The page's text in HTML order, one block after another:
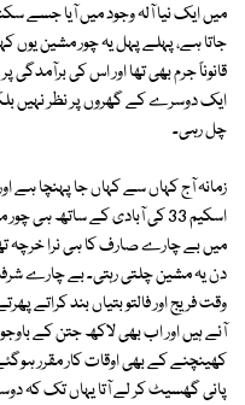
میں ایک نیا آلہ وجود میں آیا جسے
جاتا ہے، پہلے پہل یہ چور مشین یوں
قانوناً جرم بھی تھا اور اس کی برآمدگی
ایک دوسرے کے گھروں پر نظر نہیں
چل رہی۔
زمانہ آج کہاں سے کہاں جا پہنچا ہے
اسکیم 33 کی آبادی کے ساتھ
میں بے چارے صارف کا ہی نرا خرچہ
دن یہ مشین چلتی رہتی۔ بے چارے
وقت فریج اور فالتو بتیاں بند
آئے ہیں اور اب بھی لاکھ جتن کے
کھینچنے کے بھی اوقات کار مقرر
پانی گھسیٹ کر لے آتا یہاں تک کہ